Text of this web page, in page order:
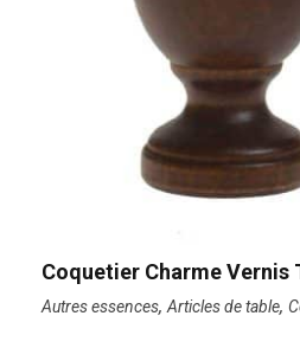
Coquetier Charme Vernis
Autres essences, Articles de table,